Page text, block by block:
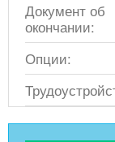
Документ об
окончании:
Опции: